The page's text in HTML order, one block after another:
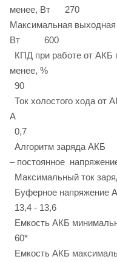
менее, Вт 270
Максимальная
Вт 600
КПД при работе от АКБ
менее, %
90
Ток холостого хода
А
0,7
Алгоритм заряда АКБ
– постоянное
Максимальный ток
Буферное напряжение
13,4 - 13,6
Емкость АКБ
60*
Емкость АКБ